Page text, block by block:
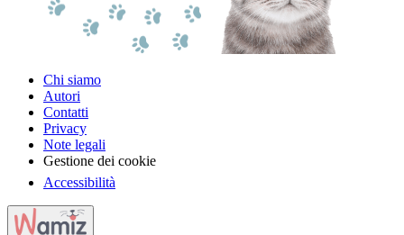
Chi siamo
Autori
Contatti
Privacy
Note legali
Gestione dei cookie
Accessibilità